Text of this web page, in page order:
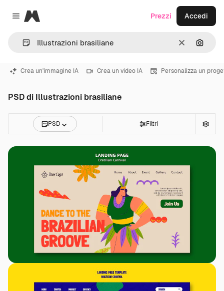
Close menu
Magnific
CancellaCerca
Prezzi Accedi
Crea un'immagine IA Crea un video IA Personalizza un
PSD di Illustrazioni brasiliane
PSD Filtri